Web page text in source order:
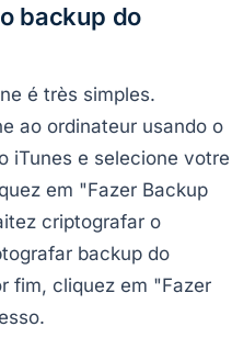
backup do
é très simples.
ao ordinateur usando o
iTunes e selecione votre
em "Fazer Backup
criptografar o
backup do
fim, cliquez em "Fazer